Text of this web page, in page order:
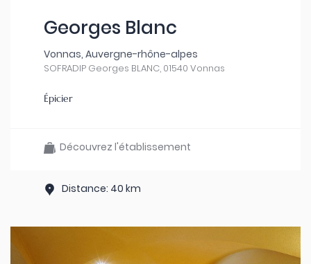
Georges Blanc
Vonnas, Auvergne-rhône-alpes
SOFRADIP Georges BLANC, 01540 Vonnas
Épicier
Découvrez l'établissement
Distance: 40 km